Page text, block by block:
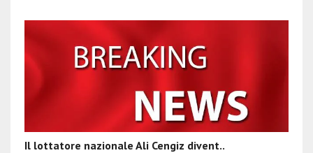
Il lottatore nazionale Ali Cengiz divent..